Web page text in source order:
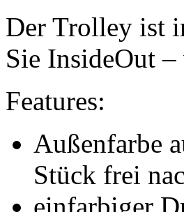
Der Trolley ist
Sie InsideOut
Features:
Außenfarbe
Stück frei
einfarbiger